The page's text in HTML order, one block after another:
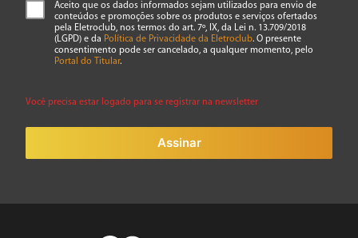
Aceito que os dados informados sejam utilizados para envio de
conteúdos e promoções sobre os produtos e serviços ofertados
pela Eletroclub, nos termos do art. 7º, IX, da Lei n. 13.709/2018
(LGPD) e da Política de Privacidade da Eletroclub. O presente
consentimento pode ser cancelado, a qualquer momento, pelo
Portal do Titular.
Você precisa estar logado para se registrar na newsletter
Assinar